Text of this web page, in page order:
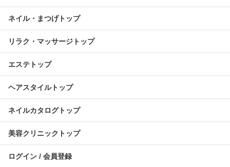
ネイル・まつげトップ
リラク・マッサージトップ
エステトップ
ヘアスタイルトップ
ネイルカタログトップ
美容クリニックトップ
ログイン / 会員登録